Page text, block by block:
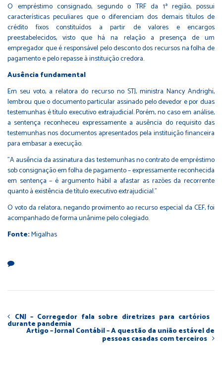
O empréstimo consignado, segundo o TRF da 1ª região, possui
características peculiares que o diferenciam dos demais títulos de
crédito fixos constituídos a partir de valores e encargos
preestabelecidos, visto que há na relação a presença de um
empregador que é responsável pelo desconto dos recursos na folha de
pagamento e pelo repasse à instituição credora.
Ausência fundamental
Em seu voto, a relatora do recurso no STJ, ministra Nancy Andrighi,
lembrou que o documento particular assinado pelo devedor e por duas
testemunhas é título executivo extrajudicial. Porém, no caso em análise,
a sentença reconheceu expressamente a ausência do requisito das
testemunhas nos documentos apresentados pela instituição financeira
para embasar a execução.
"A ausência da assinatura das testemunhas no contrato de empréstimo
sob consignação em folha de pagamento – expressamente reconhecida
em sentença – é argumento hábil a afastar as razões da recorrente
quanto à existência de título executivo extrajudicial."
O voto da relatora, negando provimento ao recurso especial da CEF, foi
acompanhado de forma unânime pelo colegiado.
Fonte:Migalhas
CNJ – Corregedor fala sobre diretrizes para cartórios
durante pandemia
Artigo – Jornal Contábil – A questão da união estável de
pessoas casadas com terceiros